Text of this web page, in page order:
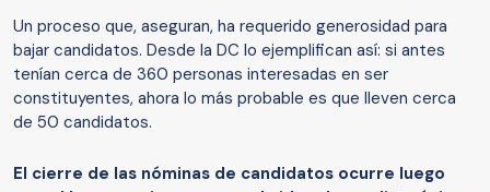
Un proceso que, aseguran, ha requerido generosidad para
bajar candidatos. Desde la DC lo ejemplifican así: si antes
tenían cerca de 360 personas interesadas en ser
constituyentes, ahora lo más probable es que lleven cerca
de 50 candidatos.
El cierre de las nóminas de candidatos ocurre luego